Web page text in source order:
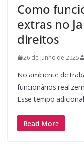
Como
extras no
direitos
26 de junho de 2025
No ambiente de
funcionários
Esse tempo
Read More